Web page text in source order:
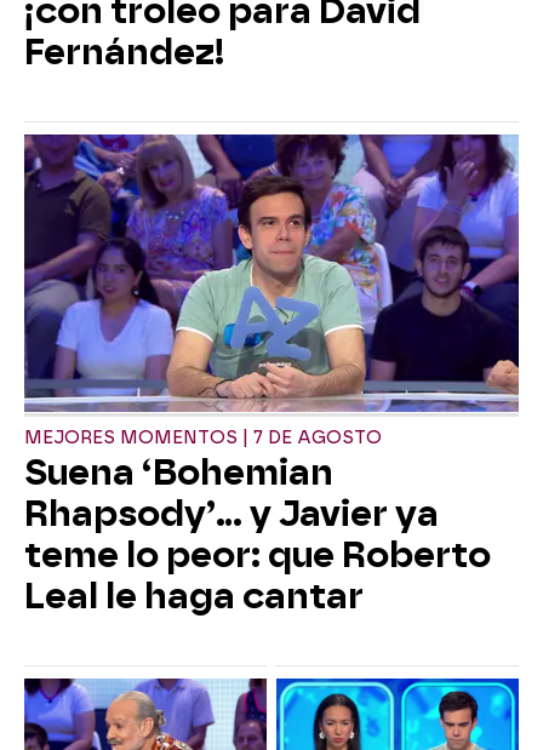
¡con troleo para David
Fernández!
MEJORES MOMENTOS | 7 DE AGOSTO
Suena ‘Bohemian
Rhapsody’... y Javier ya
teme lo peor: que Roberto
Leal le haga cantar